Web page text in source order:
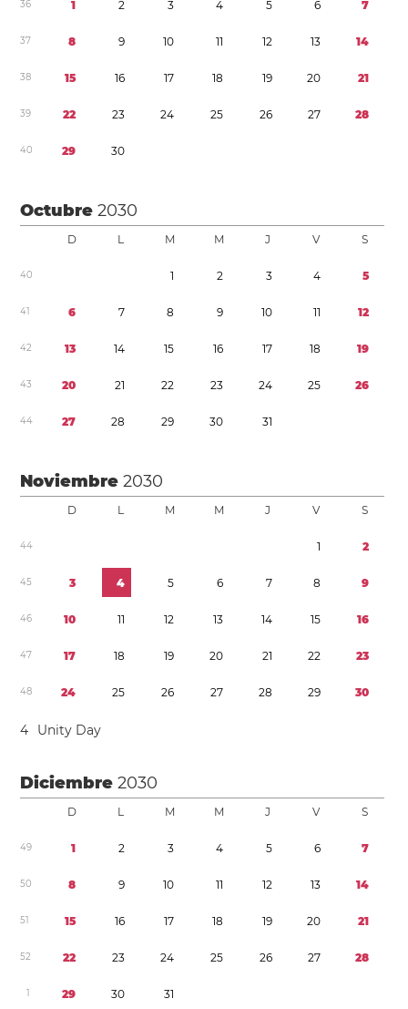
36 1 2 3 4 5 6 7
37 8 9 10 11 12 13 14
38 15 16 17 18 19 20 21
39 22 23 24 25 26 27 28
40 29 30
Octubre2030
D L M M J V S
40 1 2 3 4 5
41 6 7 8 9 10 11 12
42 13 14 15 16 17 18 19
43 20 21 22 23 24 25 26
44 27 28 29 30 31
Noviembre2030
D L M M J V S
44 1 2
45 3 4 5 6 7 8 9
46 10 11 12 13 14 15 16
47 17 18 19 20 21 22 23
48 24 25 26 27 28 29 30
4 Unity Day
Diciembre2030
D L M M J V S
49 1 2 3 4 5 6 7
50 8 9 10 11 12 13 14
51 15 16 17 18 19 20 21
52 22 23 24 25 26 27 28
1 29 30 31